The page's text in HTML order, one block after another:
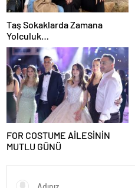
Taş Sokaklarda Zamana
Yolculuk…
FOR COSTUME AİLESİNİN
MUTLU GÜNÜ